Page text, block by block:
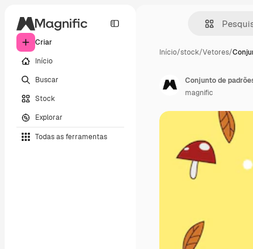
Criar
Início
Buscar
Stock
Explorar
Todas as ferramentas
Início/stock/Vetores/
Conjunto de
magnific